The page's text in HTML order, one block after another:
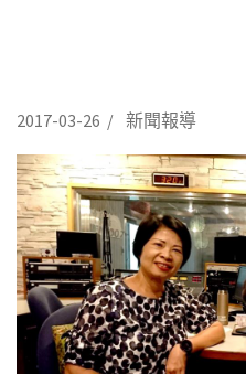
2017-03-26 / 新聞報導